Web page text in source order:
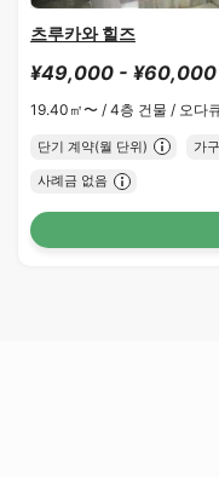
츠루카와 힐즈
¥49,000 - ¥60,000
19.40㎡〜 / 4층 건물 / 오다
단기 계약(월 단위) 가
사례금 없음